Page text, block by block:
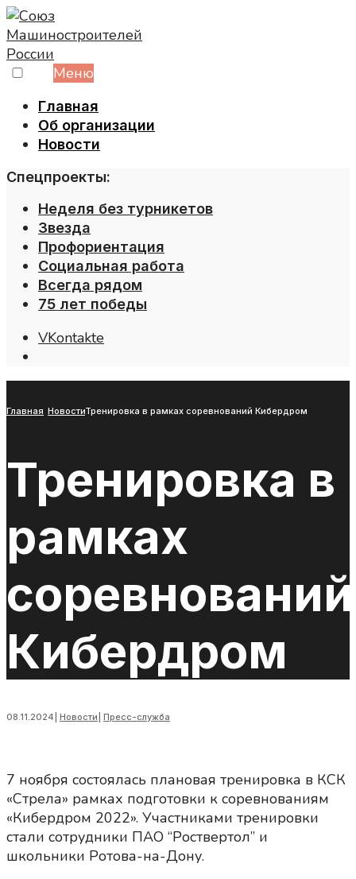
Skip
to
content
Меню
Главная
Об организации
Новости
Спецпроекты:
Неделя без турникетов
Звезда
Профориентация
Социальная работа
Всегда рядом
75 лет победы
VKontakte
Главная НовостиТренировка в рамках соревнований Кибердром
Тренировка в
рамках
соревнований
Кибердром
08.11.2024 Новости Пресс-служба
7 ноября состоялась плановая тренировка в КСК
«Стрела» рамках подготовки к соревнованиям
«Кибердром 2022». Участниками тренировки
стали сотрудники ПАО “Роствертол” и
школьники Ротова-на-Дону.